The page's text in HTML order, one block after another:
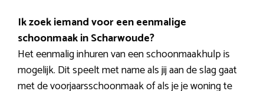
Ik zoek iemand voor een eenmalige
schoonmaak in Scharwoude?
Het eenmalig inhuren van een schoonmaakhulp is
mogelijk. Dit speelt met name als jij aan de slag gaat
met de voorjaarsschoonmaak of als je je woning te